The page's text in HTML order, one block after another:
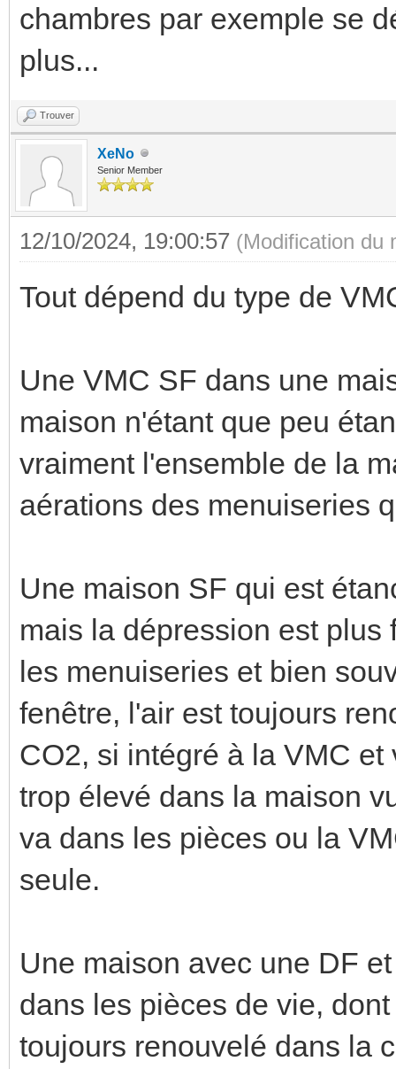
chambres par exemple se
plus...
Trouver
XeNo
Senior Member
12/10/2024, 19:00:57 (Modification du
Tout dépend du type de
Une VMC SF dans une
maison n'étant que peu
vraiment l'ensemble de la
aérations des menuiseries
Une maison SF qui est
mais la dépression est
les menuiseries et bien
fenêtre, l'air est toujours
CO2, si intégré à la VMC
trop élevé dans la maison
va dans les pièces ou la
seule.
Une maison avec une DF
dans les pièces de vie,
toujours renouvelé dans la